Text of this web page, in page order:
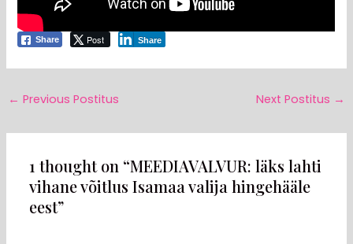
Share Post Share
← Previous Postitus Next Postitus →
1 thought on “MEEDIAVALVUR: läks lahti
vihane võitlus Isamaa valija hingehääle
eest”